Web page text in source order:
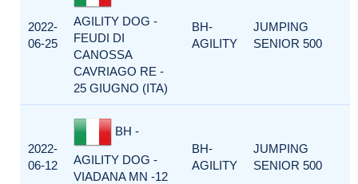
2022-
06-25
AGILITY DOG -
FEUDI DI
CANOSSA
CAVRIAGO RE -
25 GIUGNO (ITA)
BH-
AGILITY
JUMPING
SENIOR 500
2022-
06-12
BH -
AGILITY DOG -
VIADANA MN -12
BH-
AGILITY
JUMPING
SENIOR 500